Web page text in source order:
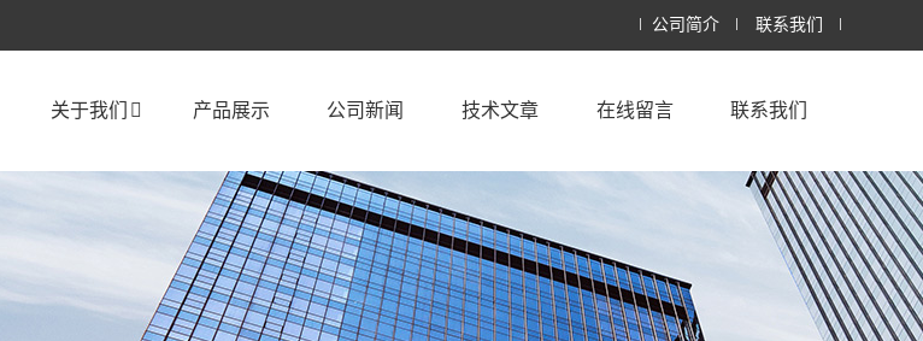
公司简介 联系我们
关于我们 产品展示 公司新闻 技术文章 在线留言 联系我们